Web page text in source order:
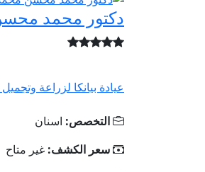
دكتور محمد
عيادة بيانكا لزراعة
التخصص: اسنان
سعر الكشف: غير متاح